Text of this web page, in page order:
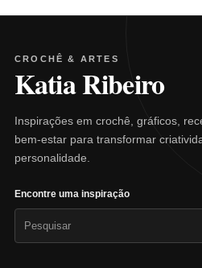
CROCHÊ & ARTES
Katia Ribeiro
Inspirações em crochê, gráficos,
bem-estar para transformar
personalidade.
Encontre uma inspiração